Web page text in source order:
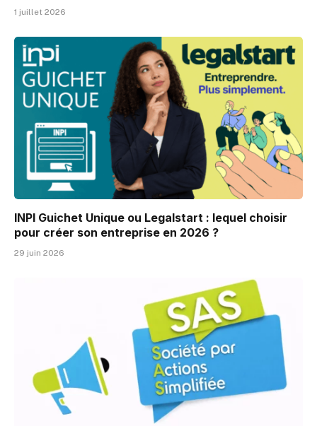
1 juillet 2026
INPI Guichet Unique ou Legalstart : lequel choisir
pour créer son entreprise en 2026 ?
29 juin 2026